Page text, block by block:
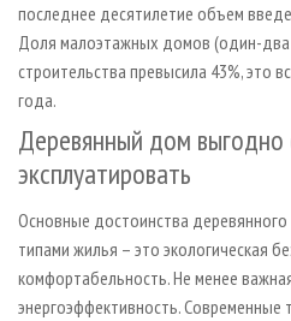
последнее десятилетие объем
Доля малоэтажных домов (один-
строительства превысила 43%, это
года.
Деревянный дом выгодно
эксплуатировать
Основные достоинства
типами жилья – это экологическая
комфортабельность. Не менее
энергоэффективность. Современные